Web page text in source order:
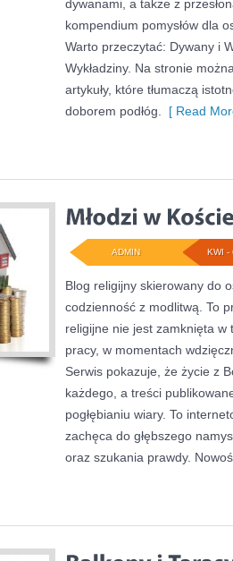
dywanami, a także z
kompendium pomysłów dla
Warto przeczytać: Dywany i
Wykładziny. Na stronie
artykuły, które tłumaczą
doborem podłóg.
[ Read
KWI -
ADMIN
Blog religijny skierowany do
codzienność z modlitwą. To
religijne nie jest zamknięta
pracy, w momentach
Serwis pokazuje, że życie z
każdego, a treści
pogłębianiu wiary. To
zachęca do głębszego
oraz szukania prawdy.